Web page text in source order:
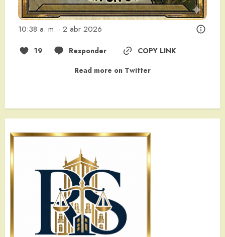
10:38 a. m. · 2 abr 2026
19 Responder
COPY LINK
Read more on Twitter